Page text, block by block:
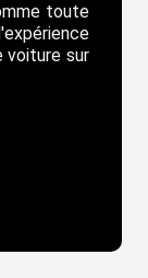
toute
voiture sur